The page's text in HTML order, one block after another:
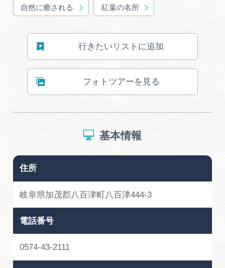
広告掲載
サイトポリシー
自然に癒される 紅葉の名所
行きたいリストに追加
フォトツアーを見る
基本情報
住所
岐阜県加茂郡八百津町八百津444-3
電話番号
0574-43-2111